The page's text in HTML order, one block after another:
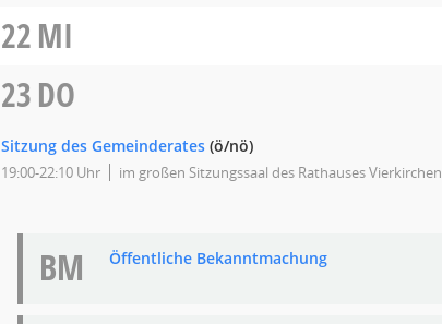
22MI
23DO
Sitzung des Gemeinderates (ö/nö)
19:00-22:10 Uhr im großen Sitzungssaal des Rathauses Vierkirchen
BM Öffentliche Bekanntmachung